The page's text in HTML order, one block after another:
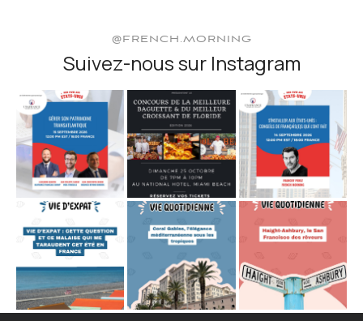
@FRENCH.MORNING
Suivez-nous sur Instagram